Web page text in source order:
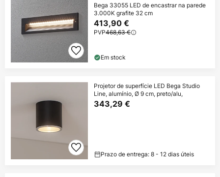
Bega 33055 LED de encastrar na parede
3.000K grafite 32 cm
413,90 €
PVP468,63 €
Em stock
Projetor de superfície LED Bega Studio
Line, alumínio, Ø 9 cm, preto/alu,
343,29 €
Prazo de entrega: 8 - 12 dias úteis